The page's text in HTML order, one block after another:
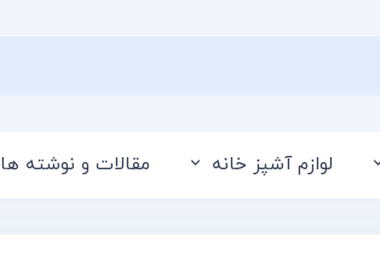
لوازم آشپز خانه مقالات و نوشته ها